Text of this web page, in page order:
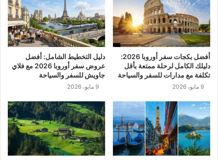
أفضل بكجات سفر أوروبا 2026:
دليلك الكامل لرحلة ممتعة بأقل
تكلفة مع مدارات للسفر والسياحة
9 مايو، 2026
دليل التخطيط الشامل: أفضل
عروض سفر أوروبا 2026 مع فلاي
جاويش للسفر والسياحة
9 مايو، 2026